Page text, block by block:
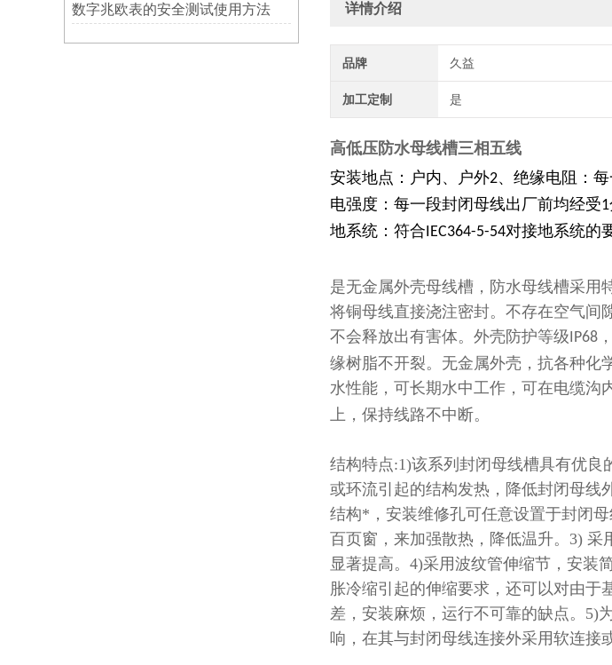
数字兆欧表的安全测试使用方法 详情介绍
品牌 久益
加工定制 是
高低压防水母线槽三相五线
安装地点：户内、户外2、绝缘电阻：
电强度：每一段封闭母线出厂前均经受1
地系统：符合IEC364-5-54对接地系统的
是无金属外壳母线槽，防水母线槽采用
将铜母线直接浇注密封。不存在空气间
不会释放出有害体。外壳防护等级IP68
缘树脂不开裂。无金属外壳，抗各种化
水性能，可长期水中工作，可在电缆沟
上，保持线路不中断。
结构特点:1)该系列封闭母线槽具有优良
或环流引起的结构发热，降低封闭母线
结构* ，安装维修孔可任意设置于封闭
百页窗，来加强散热，降低温升。 3) 采
显著提高。 4)采用波纹管伸缩节，安装
胀冷缩引起的伸缩要求，还可以对由于
差，安装麻烦，运行不可靠的缺点。 5)
响，在其与封闭母线连接外采用软连接